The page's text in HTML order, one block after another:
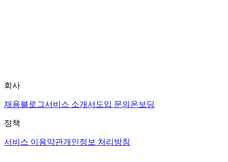
회사
채용블로그서비스 소개서 도입 문의 온보딩
정책
서비스 이용약관개인정보 처리방침